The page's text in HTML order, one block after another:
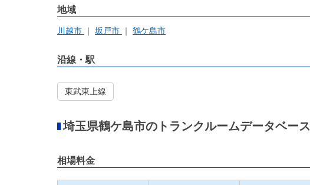
地域
川越市 坂戸市 鶴ケ島市
沿線・駅
東武東上線
埼玉県鶴ケ島市のトランクルームデータベース
相場料金